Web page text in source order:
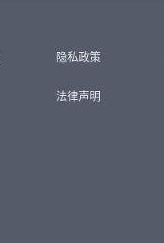
隐私政策
法律声明